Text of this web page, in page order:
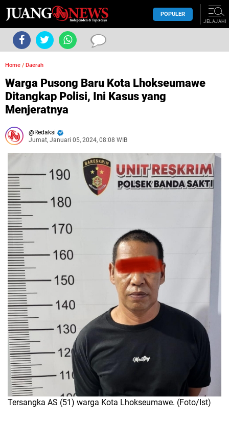
POPULER
JELAJAHI
Home / Daerah
Warga Pusong Baru Kota Lhokseumawe
Ditangkap Polisi, Ini Kasus yang
Menjeratnya
Redaksi
Jumat, Januari 05, 2024, 08:08 WIB
Tersangka AS (51) warga Kota Lhokseumawe. (Foto/Ist)